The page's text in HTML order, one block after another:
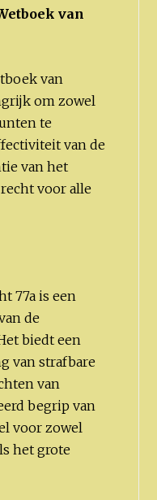
van
van
om zowel
te
van de
van het
voor alle
77a is een
de
biedt een
van strafbare
van
begrip van
voor zowel
het grote